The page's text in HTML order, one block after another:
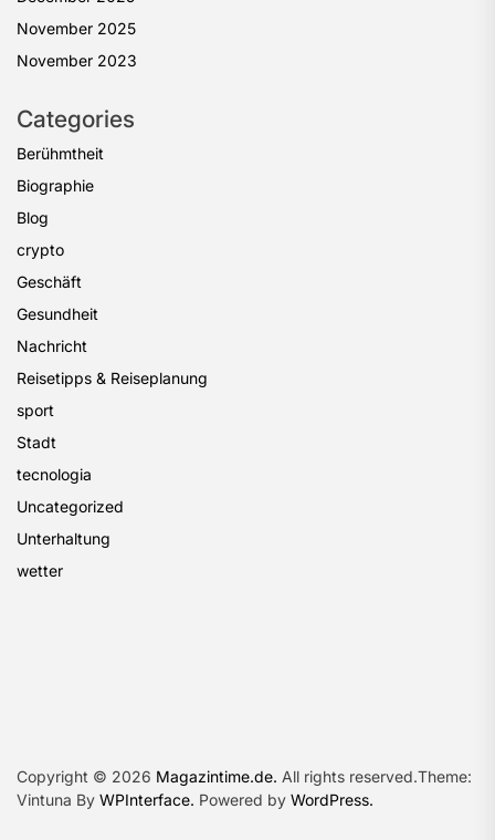
November 2025
November 2023
Categories
Berühmtheit
Biographie
Blog
crypto
Geschäft
Gesundheit
Nachricht
Reisetipps & Reiseplanung
sport
Stadt
tecnologia
Uncategorized
Unterhaltung
wetter
Copyright © 2026 Magazintime.de. All rights reserved.Theme:
Vintuna By WPInterface. Powered by WordPress.